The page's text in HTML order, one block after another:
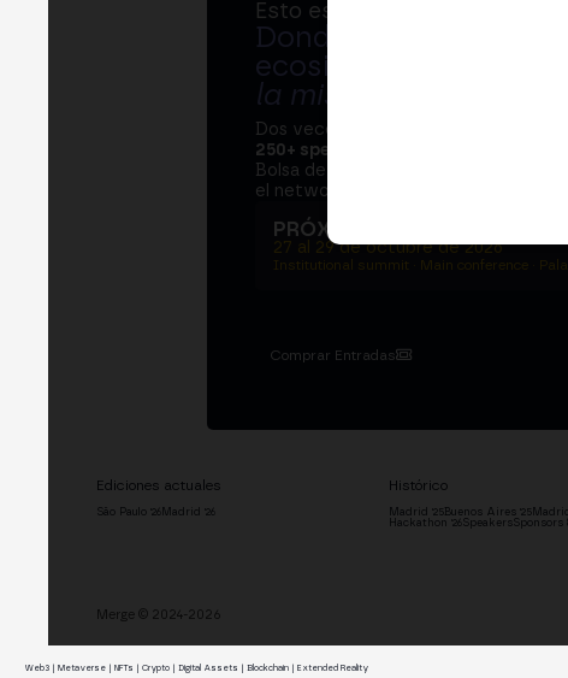
Esto es MERGE
Donde bancos,
ecosistema cripto se
la misma mesa
Dos veces al año, MERGE reúne a
250+ speakers
Bolsa de Madrid, dos jornadas en el
el networking que mueve al sector.
PRÓXIMA EDICIÓN →
27 al 29 de octubre de 2026
Institutional summit · Main conference ·
Comprar Entradas
Ediciones actuales
São Paulo '26 Madrid '26
Histórico
Madrid '25Buenos Aires '25
Hackathon '26 SpeakersSponsors
Merge © 2024-2026
Web3 | Metaverse | NFTs | Crypto | Digital Assets | Blockchain | Extended Reality